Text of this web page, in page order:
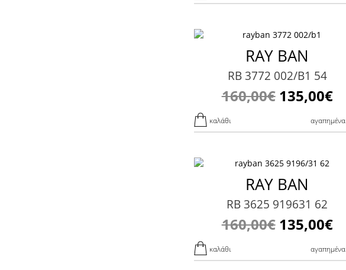
RAY BAN
RB 3772 002/B1 54
160,00€135,00€
καλάθι αγαπημένα
RAY BAN
RB 3625 919631 62
160,00€135,00€
καλάθι αγαπημένα